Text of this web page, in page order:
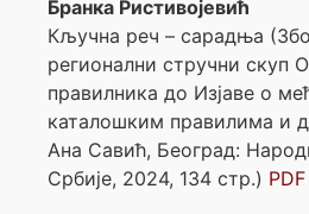
Бранка Ристивојевић
Кључна реч – сарадња
регионални стручни скуп
правилника до Изјаве о
каталошким правилима и
Ана Савић, Београд:
Србије, 2024, 134 стр.) PDF